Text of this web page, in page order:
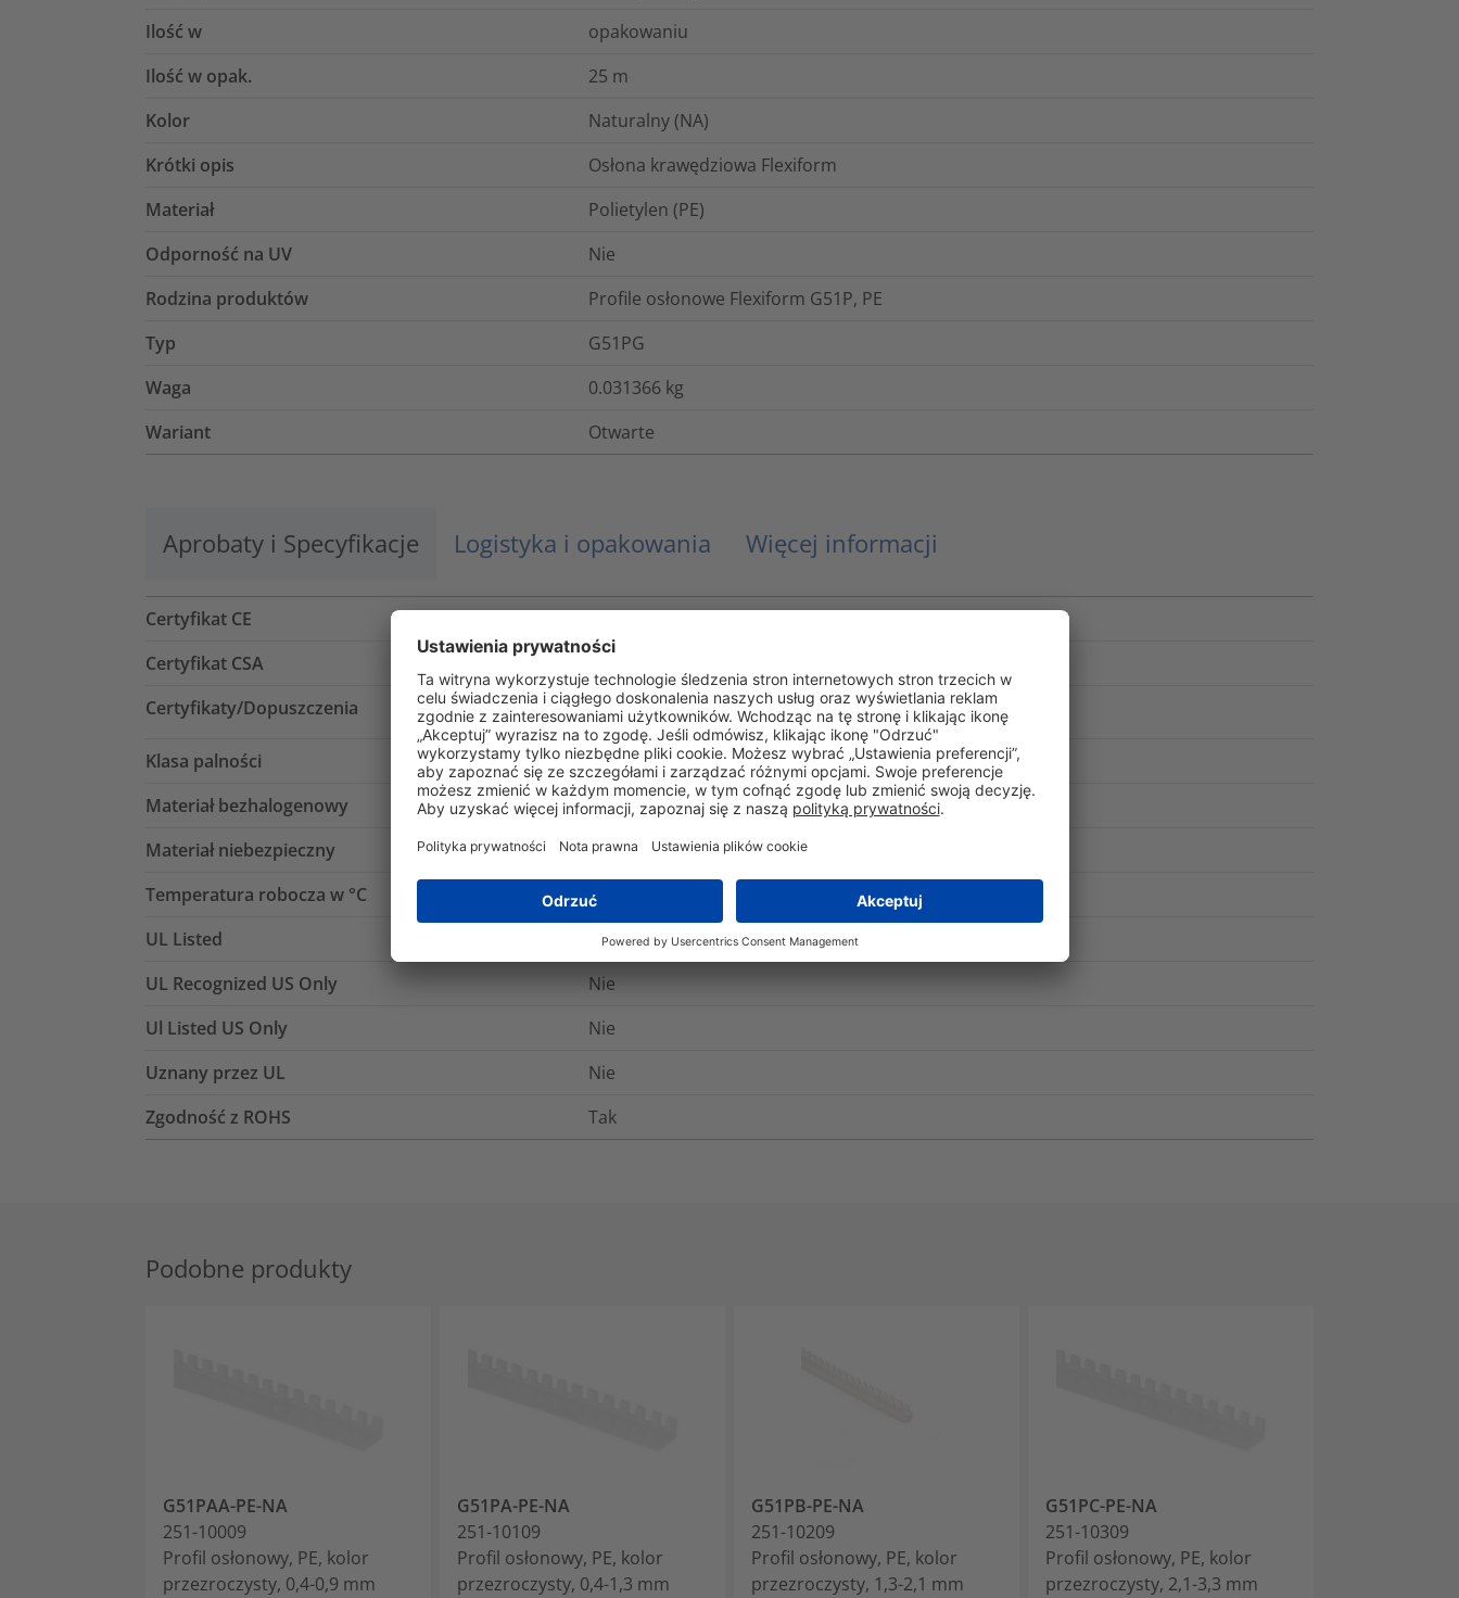
Ilość w
opakowaniu
Ilość w opak.
25 m
Kolor
Naturalny (NA)
Krótki opis
Osłona krawędziowa Flexiform
Materiał
Polietylen (PE)
Odporność na UV
Nie
Rodzina produktów
Profile osłonowe Flexiform G51P, PE
Typ
G51PG
Waga
0.031366 kg
Wariant
Otwarte
Aprobaty i Specyfikacje Logistyka i opakowania Więcej informacji
Certyfikat CE
Nie
Certyfikat CSA
Certyfikaty/Dopuszczenia
Klasa palności
UL 94 HB
Materiał bezhalogenowy
Tak
Materiał niebezpieczny
Nie
Temperatura robocza w °C
-30°C do +80°C
UL Listed
Nie
UL Recognized US Only
Nie
Ul Listed US Only
Nie
Uznany przez UL
Nie
Zgodność z ROHS
Tak
Podobne produkty
G51PAA-PE-NA
251-10009
Profil osłonowy, PE, kolor
przezroczysty, 0,4-0,9 mm
G51PA-PE-NA
251-10109
Profil osłonowy, PE, kolor
przezroczysty, 0,4-1,3 mm
G51PB-PE-NA
251-10209
Profil osłonowy, PE, kolor
przezroczysty, 1,3-2,1 mm
G51PC-PE-NA
251-10309
Profil osłonowy, PE, kolor
przezroczysty, 2,1-3,3 mm